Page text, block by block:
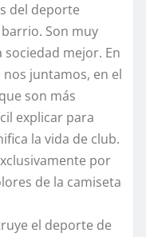
del deporte
Son muy
mejor. En
juntamos, en el
son más
explicar para
la vida de club.
por
de la camiseta
el deporte de